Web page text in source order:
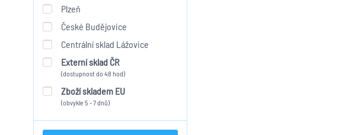
Plzeň
České Budějovice
Centrální sklad Lážovice
Externí sklad ČR
(dostupnost do 48 hod)
Zboží skladem EU
(obvykle 5 - 7 dnů)